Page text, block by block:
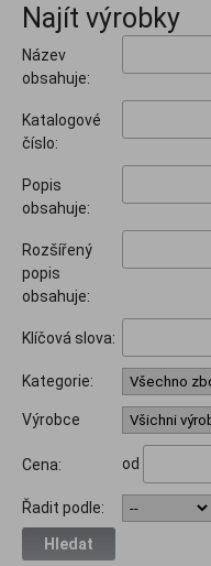
Najít výrobky
Název
obsahuje:
Katalogové
číslo:
Popis
obsahuje:
Rozšířený
popis
obsahuje:
Klíčová slova:
Kategorie:
Výrobce
Cena: od
Řadit podle:
Hledat